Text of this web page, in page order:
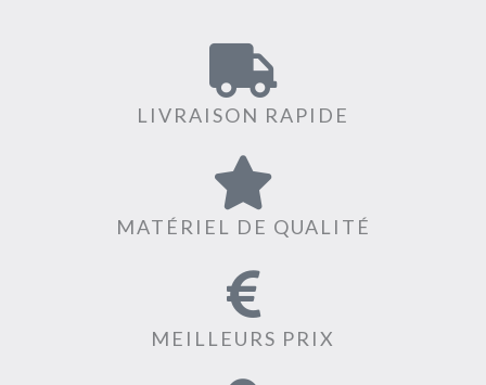
LIVRAISON RAPIDE
MATÉRIEL DE QUALITÉ
MEILLEURS PRIX